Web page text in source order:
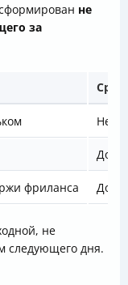
не
за
До 9-
фриланса До 9-
не
следующего дня.